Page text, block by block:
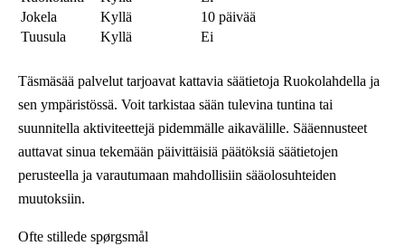
Jokela
Kyllä
10 päivää
Tuusula
Kyllä Ei
Täsmäsää palvelut tarjoavat kattavia säätietoja Ruokolahdella ja
sen ympäristössä. Voit tarkistaa sään tulevina tuntina tai
suunnitella aktiviteettejä pidemmälle aikavälille. Sääennusteet
auttavat sinua tekemään päivittäisiä päätöksiä säätietojen
perusteella ja varautumaan mahdollisiin sääolosuhteiden
muutoksiin.
Ofte stillede spørgsmål